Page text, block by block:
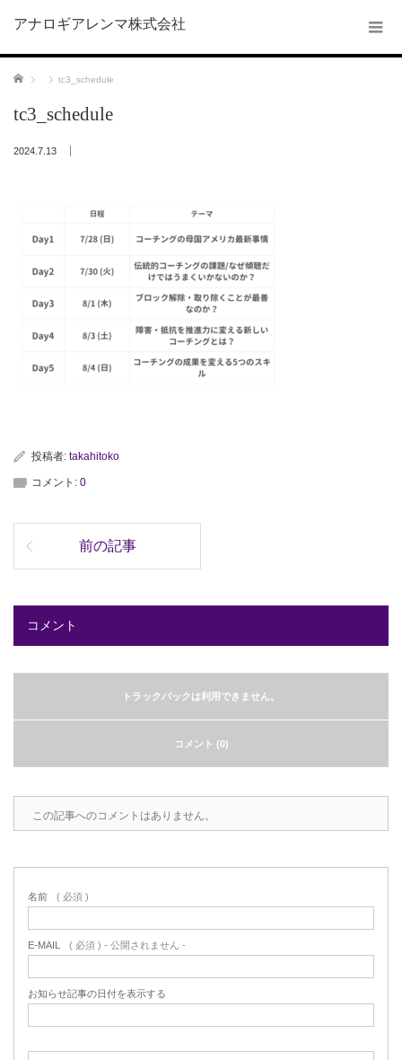
アナロギアレンマ株式会社
ホーム tc3_schedule
tc3_schedule
2024.7.13
投稿者: takahitoko
コメント: 0
前の記事
コメント
トラックバックは利用できません。
コメント (0)
この記事へのコメントはありません。
名前 ( 必須 )
E-MAIL ( 必須 ) - 公開されません -
お知らせ記事の日付を表示する